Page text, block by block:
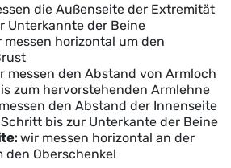
die Außenseite der Extremität
Unterkannte der Beine
messen horizontal um den
messen den Abstand von Armloch
zum hervorstehenden Armlehne
den Abstand der Innenseite
bis zur Unterkante der Beine
wir messen horizontal an der
den Oberschenkel